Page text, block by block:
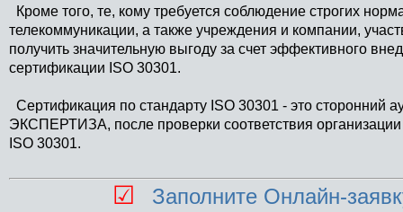
Кроме того, те, кому требуется соблюдение строгих
телекоммуникации, а также учреждения и компании,
получить значительную выгоду за счет эффективного
сертификации ISO 30301.
Сертификация по стандарту ISO 30301 - это сторонний
ЭКСПЕРТИЗА, после проверки соответствия
ISO 30301.
☑ Заполните Онлайн-